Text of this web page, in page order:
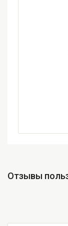
Отзывы